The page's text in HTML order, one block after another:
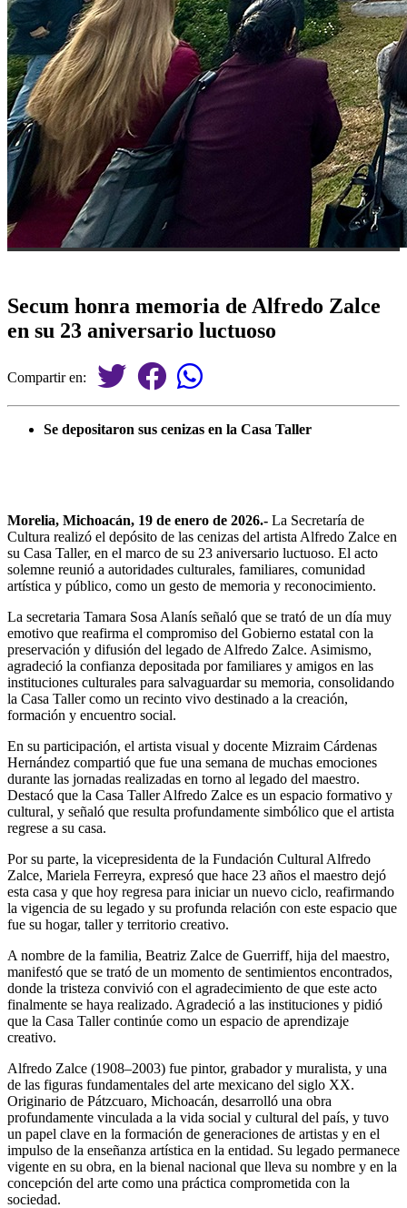
Secum honra memoria de Alfredo Zalce
en su 23 aniversario luctuoso
Compartir en:
Se depositaron sus cenizas en la Casa Taller
Morelia, Michoacán, 19 de enero de 2026.- La Secretaría de
Cultura realizó el depósito de las cenizas del artista Alfredo Zalce en
su Casa Taller, en el marco de su 23 aniversario luctuoso. El acto
solemne reunió a autoridades culturales, familiares, comunidad
artística y público, como un gesto de memoria y reconocimiento.
La secretaria Tamara Sosa Alanís señaló que se trató de un día muy
emotivo que reafirma el compromiso del Gobierno estatal con la
preservación y difusión del legado de Alfredo Zalce. Asimismo,
agradeció la confianza depositada por familiares y amigos en las
instituciones culturales para salvaguardar su memoria, consolidando
la Casa Taller como un recinto vivo destinado a la creación,
formación y encuentro social.
En su participación, el artista visual y docente Mizraim Cárdenas
Hernández compartió que fue una semana de muchas emociones
durante las jornadas realizadas en torno al legado del maestro.
Destacó que la Casa Taller Alfredo Zalce es un espacio formativo y
cultural, y señaló que resulta profundamente simbólico que el artista
regrese a su casa.
Por su parte, la vicepresidenta de la Fundación Cultural Alfredo
Zalce, Mariela Ferreyra, expresó que hace 23 años el maestro dejó
esta casa y que hoy regresa para iniciar un nuevo ciclo, reafirmando
la vigencia de su legado y su profunda relación con este espacio que
fue su hogar, taller y territorio creativo.
A nombre de la familia, Beatriz Zalce de Guerriff, hija del maestro,
manifestó que se trató de un momento de sentimientos encontrados,
donde la tristeza convivió con el agradecimiento de que este acto
finalmente se haya realizado. Agradeció a las instituciones y pidió
que la Casa Taller continúe como un espacio de aprendizaje
creativo.
Alfredo Zalce (1908–2003) fue pintor, grabador y muralista, y una
de las figuras fundamentales del arte mexicano del siglo XX.
Originario de Pátzcuaro, Michoacán, desarrolló una obra
profundamente vinculada a la vida social y cultural del país, y tuvo
un papel clave en la formación de generaciones de artistas y en el
impulso de la enseñanza artística en la entidad. Su legado permanece
vigente en su obra, en la bienal nacional que lleva su nombre y en la
concepción del arte como una práctica comprometida con la
sociedad.